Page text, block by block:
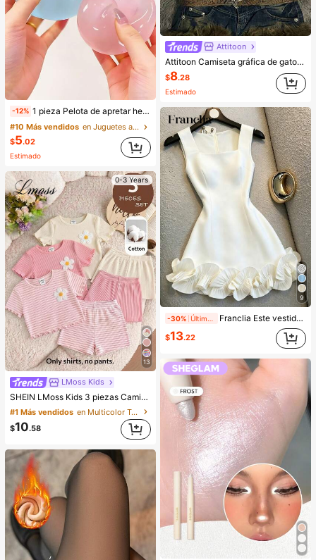
-12% 1 pieza Pelota de apretar hecha a mano con aceite de coco, maleable y de rebote lento, juguete para aliviar la ansiedad, juguete para la punta de los dedos, alivio de la presión de la mano, juguete de Pascua, juguete para apretar, juguete para aliviar el estrés, ansiedad y relajación, regalo para fiestas, relleno de bolsa de regalo, premio, cumpleaños, juguete suave y esponjoso
#10 Más vendidos
en Juguetes antiestrés para niños
$5.02
Estimado
0-3 Years
13
LMoss Kids
SHEIN LMoss Kids 3 piezas Camisetas de punto casual de cuello redondo para niña bebé, adorables con estampado floral y de rayas
#1 Más vendidos
en Multicolor Tops para niñas
$10.58
Attitoon
Attitoon Camiseta gráfica de gato negro minimalista y casual, camiseta de manga corta con bloques de color retro para mujer, adecuada para el verano
$8.28
Estimado
9
-30% Franclia Este vestido estilo chaleco con escote cuadrado es un elegante chaleco sin mangas de doble capa con volantes, perfecto para salidas y citas en primavera y verano. Es adecuado para vestidos de verano, atuendos para vacaciones, vestidos de fiesta, vestidos de invitada de boda, vestidos de dama de honor, vestidos de graduación, vestidos elegantes para ceremonias, vestidos de cumpleaños, vestidos casuales, ropa de oficina y más. También es un vestido blanco. Atuendo para la temporada de graduación, ropa casual a la moda para ir al trabajo, ropa de oficina, ropa casual versátil y elegante para el día a día, atuendo profesional para maestras urbanas.
$13.22